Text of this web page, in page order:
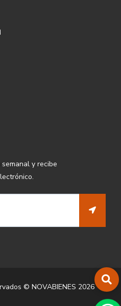
y recibe
© NOVABIENES 2026